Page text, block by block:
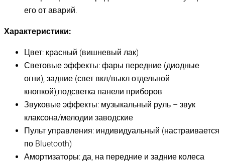
его от аварий.
Характеристики:
Цвет: красный (вишневый лак)
Световые эффекты: фары передние (диодные
огни), задние (свет вкл/выкл отдельной
кнопкой),подсветка панели приборов
Звуковые эффекты: музыкальный руль – звук
клаксона/мелодии заводские
Пульт управления: индивидуальный (настраивается
по Bluetooth)
Амортизаторы: да, на передние и задние колеса